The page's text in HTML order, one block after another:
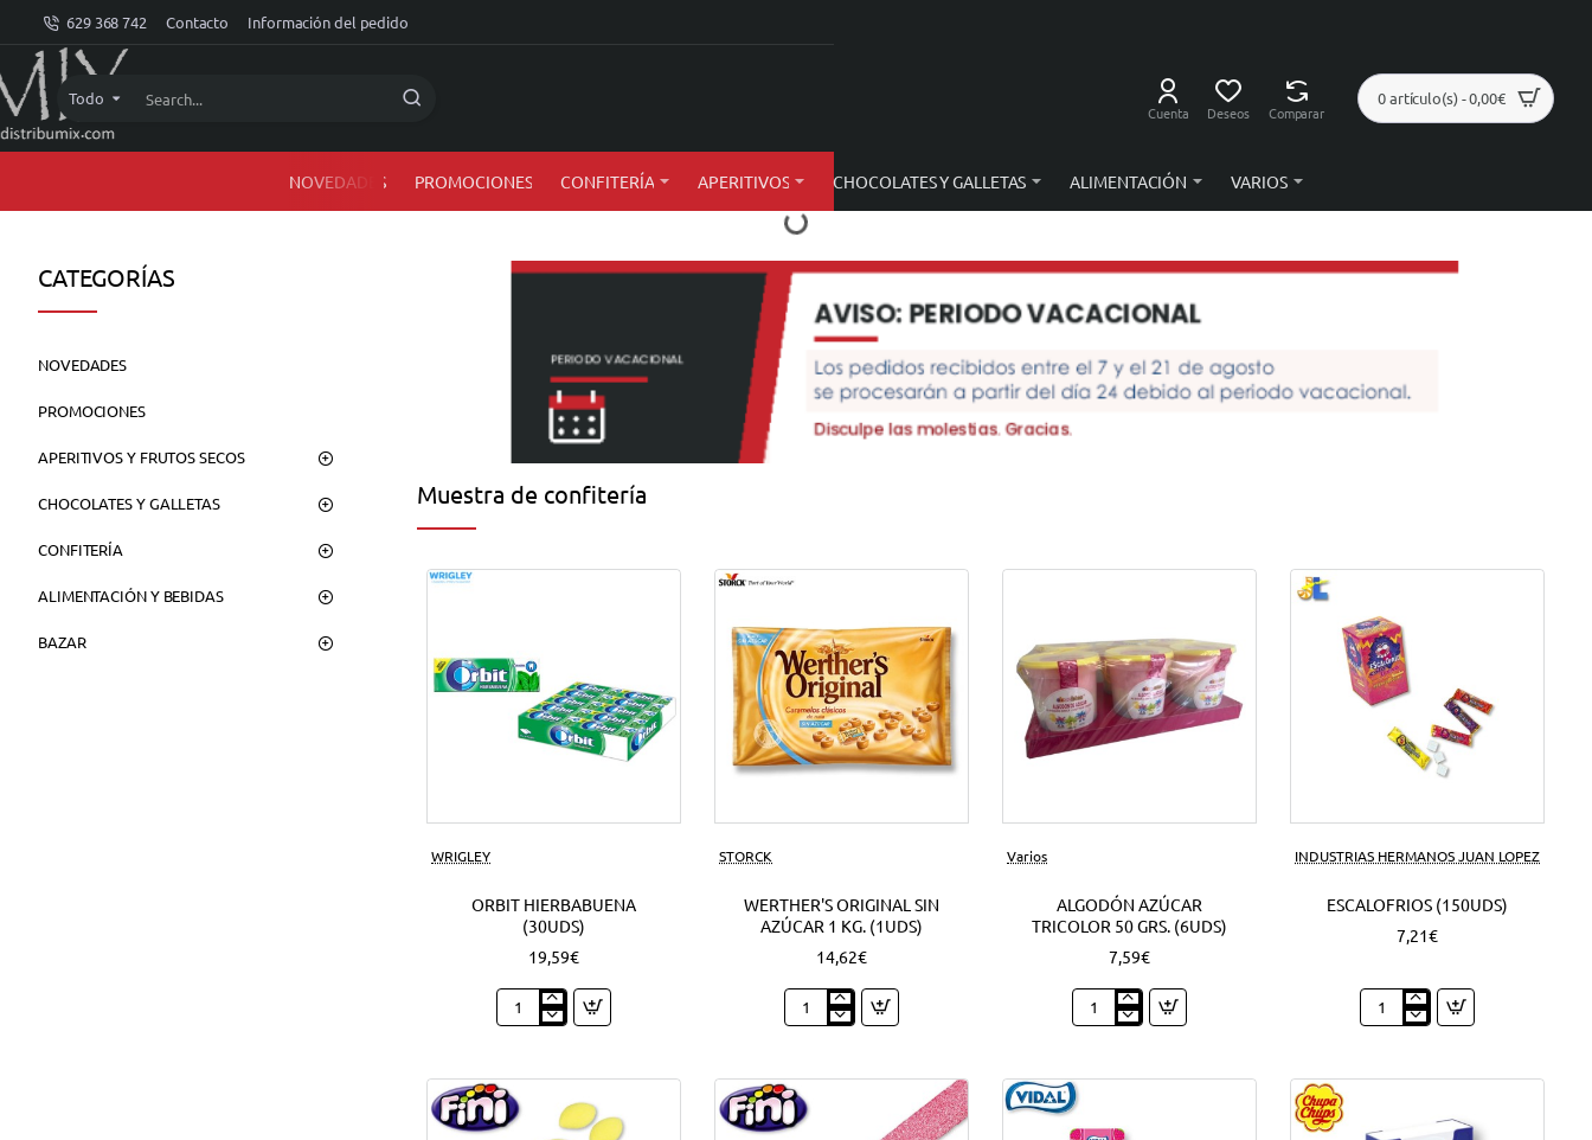
dMIX
Online
629 368 742 Contacto Información del pedido
Todo
Search... Cuenta Deseos Comparar
0 artículo(s) - 0,00€
NOVEDADES PROMOCIONES CONFITERÍA APERITIVOS CHOCOLATES Y GALLETAS ALIMENTACIÓN VARIOS
CATEGORÍAS
NOVEDADES
PROMOCIONES
APERITIVOS Y FRUTOS SECOS
CHOCOLATES Y GALLETAS
CONFITERÍA
ALIMENTACIÓN Y BEBIDAS
BAZAR
Muestra de confitería
WRIGLEY
ORBIT HIERBABUENA
(30UDS)
19,59€
Orbit
Hierbabuena
STORCK
WERTHER'S ORIGINAL SIN
AZÚCAR 1 KG. (1UDS)
14,62€
Werther's
Original
1
Kg.
(1Uds)
Varios
ALGODÓN AZÚCAR
TRICOLOR 50 GRS. (6UDS)
7,59€
Algodón
azúcar
Grs.
(6Uds)
INDUSTRIAS HERMANOS JUAN LOPEZ
ESCALOFRIOS (150UDS)
7,21€
Escalofrios
(150Uds)